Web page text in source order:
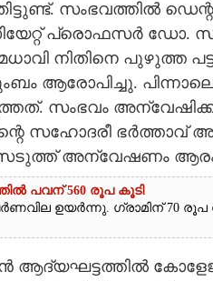
സംഭവത്തിൽ ഡെന്റൽ
പ്രൊഫസർ ഡോ.
നിതിനെ പുഴുത്ത
ആരോപിച്ചു.
സംഭവം
സഹോദരീ
അന്വേഷണം
പവന് 560 രൂപ കൂടി
ഉയർന്നു. ഗ്രാമിന് 70 രൂപ
ആദ്യഘട്ടത്തിൽ